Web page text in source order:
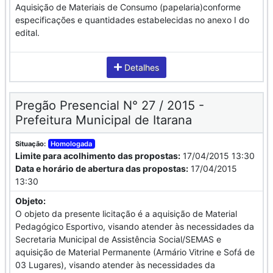
Aquisição de Materiais de Consumo (papelaria)conforme
especificações e quantidades estabelecidas no anexo I do
edital.
Detalhes
Pregão Presencial N° 27 / 2015 -
Prefeitura Municipal de Itarana
Situação: Homologada
Limite para acolhimento das propostas: 17/04/2015 13:30
Data e horário de abertura das propostas: 17/04/2015
13:30
Objeto:
O objeto da presente licitação é a aquisição de Material
Pedagógico Esportivo, visando atender às necessidades da
Secretaria Municipal de Assistência Social/SEMAS e
aquisição de Material Permanente (Armário Vitrine e Sofá de
03 Lugares), visando atender às necessidades da